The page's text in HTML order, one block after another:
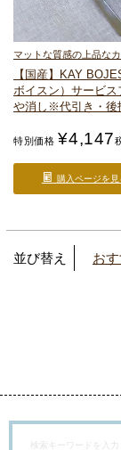
マットな質感の上品な
【国産】KAY
ボイスン） サービ
や消し ※代引き・後
特別価格 ¥4,147
購入ページを見
並び替え お